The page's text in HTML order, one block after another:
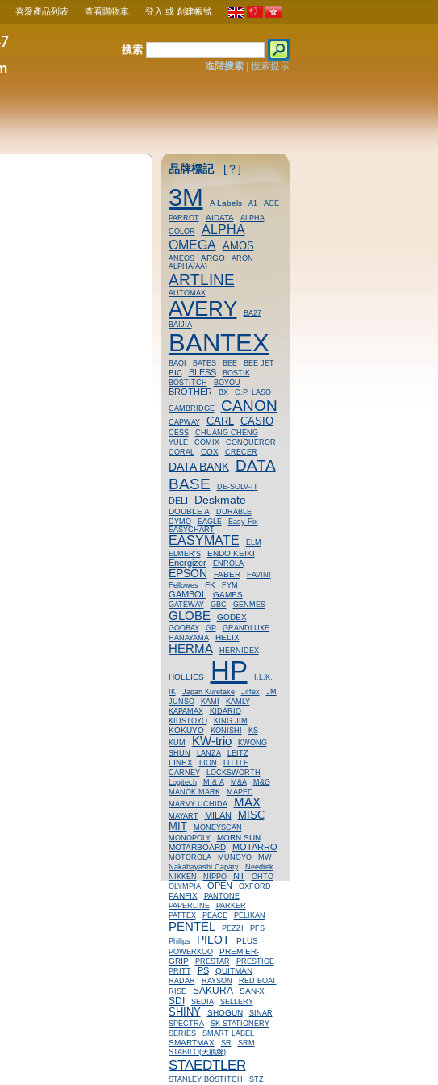
喜愛產品列表 查看購物車 登入 或 創建帳號
搜索
進階搜索| 搜索提示
品牌標記 [？]
3M A Labels A1
ACE
PARROT
AIDATA
ALPHA
COLOR
ALPHA
OMEGA AMOS
ANEOS ARGO
ARON
ALPHA(AA)
ARTLINE
AUTOMAX
AVERY
BA27
BAIJIA
BANTEX
BAQI BATES BEE BEE JET
BIC BLESS
BOSTIK
BOSTITCH
BOYOU
BROTHER BX
C.P. LASO
CAMBRIDGE
CANON
CAPWAY CARL CASIO
CESS
CHUANG CHENG
YULE
COMIX
CONQUEROR
CORAL
COX CRECER
DATA BANK DATA
BASE
DE-SOLV-IT
DELI Deskmate
DOUBLE A
DURABLE
DYMO
EAGLE
Easy-Fix
EASYCHART
EASYMATE
ELM
ELMER'S
ENDO KEIKI
Energizer ENROLA
EPSON FABER
FAVINI
Fellowes
FK FYM
GAMBOL GAMES
GATEWAY GBC GENMES
GLOBE GODEX
GOOBAY GP
GRANDLUXE
HANAYAMA
HELIX
HERMA HERNIDEX
HOLLIES HP
I.L.K.
IK
Japan Kuretake Jiffex
JM
JUNSO
KAMI
KAMLY
KAPAMAX
KIDARIO
KIDSTOYO
KING JIM
KOKUYO KONISHI
KS
KUM
KW-trio
KWONG
SHUN
LANZA LEITZ
LINEX LION
LITTLE
CARNEY
LOCKSWORTH
Logitech
M & A M&A
M&G
MANOK MARK
MAPED
MARVY UCHIDA
MAX
MAYART MILAN MISC
MIT
MONEYSCAN
MONOPOLY
MORN SUN
MOTARBOARD
MOTARRO
MOTOROLA MUNGYO
MW
Nakabayashi Capaty
Needtek
NIKKEN
NIPPO NT
OHTO
OLYMPIA
OPEN OXFORD
PANFIX
PANTONE
PAPERLINE
PARKER
PATTEX
PEACE PELIKAN
PENTEL PEZZI
PFS
Philips
PILOT PLUS
POWERKOO
PREMIER-
GRIP
PRESTAR
PRESTIGE
PRITT
PS QUITMAN
RADAR RAYSON
RED BOAT
RISE
SAKURA SAN-X
SDI SEDIA SELLERY
SHINY SHOGUN
SINAR
SPECTRA
SK STATIONERY
SERIES
SMART LABEL
SMARTMAX SR
SRM
STABILO(天鵝牌)
STAEDTLER
STANLEY BOSTITCH STZ